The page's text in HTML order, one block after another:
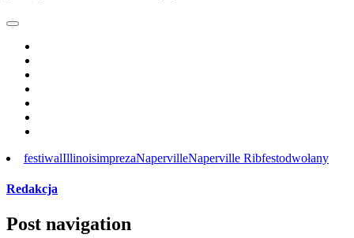
festiwalIllinoisimprezaNapervilleNaperville Ribfestodwołany
Redakcja
Post navigation